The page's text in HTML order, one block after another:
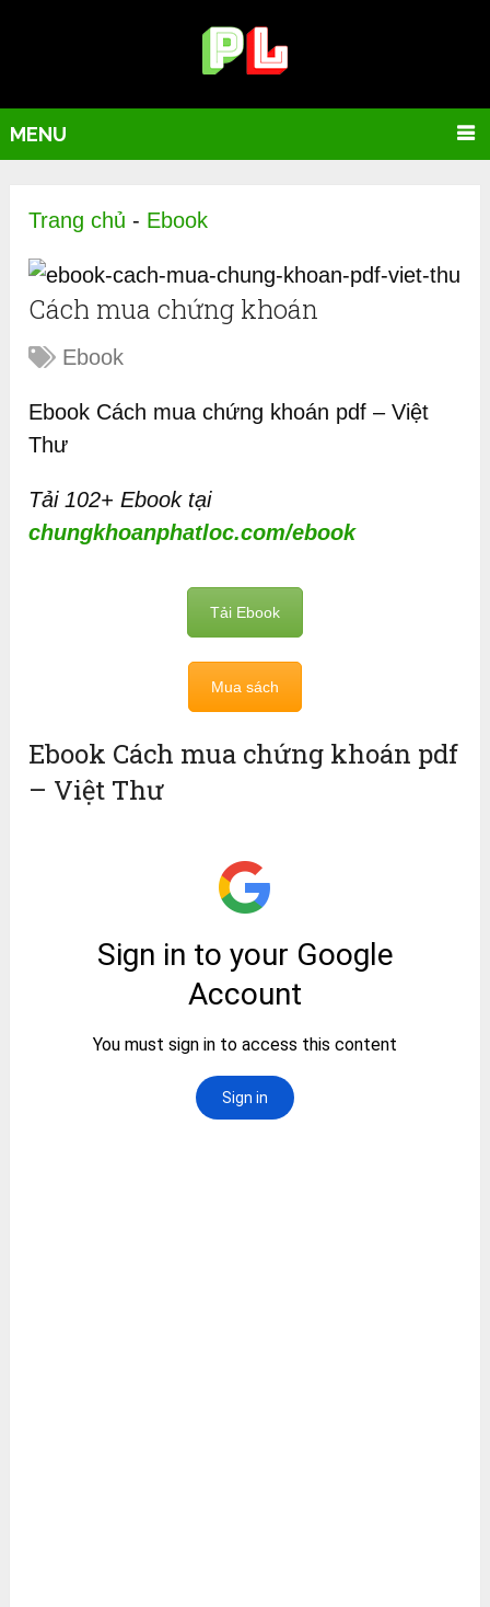
MENU
Trang chủ - Ebook
Cách mua chứng khoán
Ebook
Ebook Cách mua chứng khoán pdf – Việt
Thư
Tải 102+ Ebook tại
chungkhoanphatloc.com/ebook
Tải Ebook
Mua sách
Ebook Cách mua chứng khoán pdf
– Việt Thư